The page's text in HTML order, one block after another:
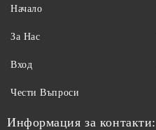
Начало
За Нас
Вход
Чести Въпроси
Информация за контакти: